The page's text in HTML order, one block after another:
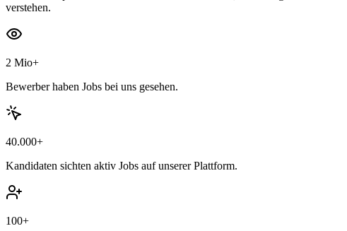
verstehen.
2 Mio+
Bewerber haben Jobs bei uns gesehen.
40.000+
Kandidaten sichten aktiv Jobs auf unserer Plattform.
100+